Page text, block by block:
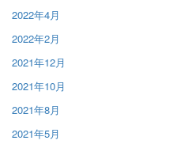
2022年4月
2022年2月
2021年12月
2021年10月
2021年8月
2021年5月